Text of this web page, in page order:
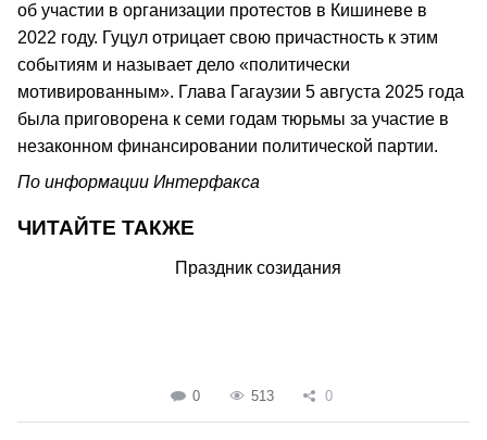
об участии в организации протестов в Кишиневе в
2022 году. Гуцул отрицает свою причастность к этим
событиям и называет дело «политически
мотивированным». Глава Гагаузии 5 августа 2025 года
была приговорена к семи годам тюрьмы за участие в
незаконном финансировании политической партии.
По информации Интерфакса
ЧИТАЙТЕ ТАКЖЕ
Праздник созидания
0 513 0